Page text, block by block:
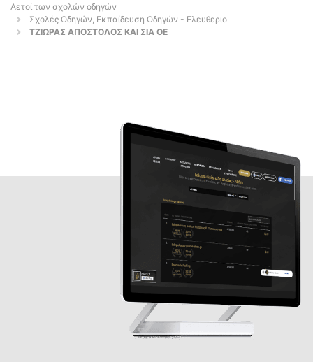
Αετοί των σχολών οδηγών
Σχολές Οδηγών, Εκπαίδευση Οδηγών - Ελευθεριο
ΤΖΙΩΡΑΣ ΑΠΟΣΤΟΛΟΣ ΚΑΙ ΣΙΑ ΟΕ